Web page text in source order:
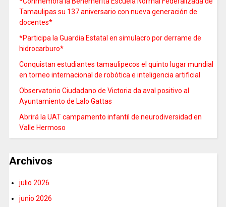
Tamaulipas su 137 aniversario con nueva generación de
docentes*
*Participa la Guardia Estatal en simulacro por derrame de
hidrocarburo*
Conquistan estudiantes tamaulipecos el quinto lugar mundial
en torneo internacional de robótica e inteligencia artificial
Observatorio Ciudadano de Victoria da aval positivo al
Ayuntamiento de Lalo Gattas
Abrirá la UAT campamento infantil de neurodiversidad en
Valle Hermoso
Archivos
julio 2026
junio 2026